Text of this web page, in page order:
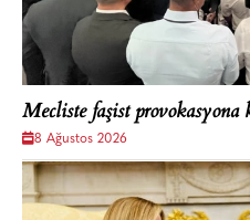
Mecliste faşist provokasyona
8 Ağustos 2026